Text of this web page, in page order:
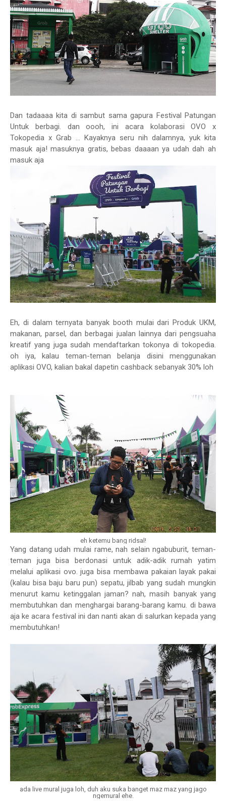
Dan tadaaaa kita di sambut sama gapura Festival Patungan
Untuk berbagi. dan oooh, ini acara kolaborasi OVO x
Tokopedia x Grab ... Kayaknya seru nih dalamnya, yuk kita
masuk aja! masuknya gratis, bebas daaaan ya udah dah ah
masuk aja
Eh, di dalam ternyata banyak booth mulai dari Produk UKM,
makanan, parsel, dan berbagai jualan lainnya dari pengsuaha
kreatif yang juga sudah mendaftarkan tokonya di tokopedia.
oh iya, kalau teman-teman belanja disini menggunakan
aplikasi OVO, kalian bakal dapetin cashback sebanyak 30% loh
eh ketemu bang ridsal!
Yang datang udah mulai rame, nah selain ngabuburit, teman-
teman juga bisa berdonasi untuk adik-adik rumah yatim
melalui aplikasi ovo. juga bisa membawa pakaian layak pakai
(kalau bisa baju baru pun) sepatu, jilbab yang sudah mungkin
menurut kamu ketinggalan jaman? nah, masih banyak yang
membutuhkan dan menghargai barang-barang kamu. di bawa
aja ke acara festival ini dan nanti akan di salurkan kepada yang
membutuhkan!
ada live mural juga loh, duh aku suka banget maz maz yang jago
ngemural ehe.